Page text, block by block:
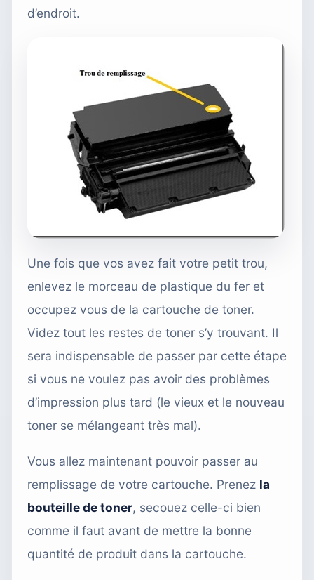
d’endroit.
Une fois que vos avez fait votre petit trou,
enlevez le morceau de plastique du fer et
occupez vous de la cartouche de toner.
Videz tout les restes de toner s’y trouvant. Il
sera indispensable de passer par cette étape
si vous ne voulez pas avoir des problèmes
d’impression plus tard (le vieux et le nouveau
toner se mélangeant très mal).
Vous allez maintenant pouvoir passer au
remplissage de votre cartouche. Prenez la
bouteille de toner, secouez celle-ci bien
comme il faut avant de mettre la bonne
quantité de produit dans la cartouche.